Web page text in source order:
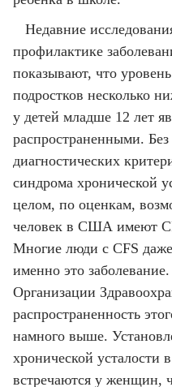
Недавние
профилактике
показывают, что
подростков несколько
у детей младше 12 лет
распространенными.
диагностических
синдрома хронической
целом, по оценкам,
человек в США имеют
Многие люди с CFS
именно это
Организации
распространенность
намного выше.
хронической усталости
встречаются у женщин,